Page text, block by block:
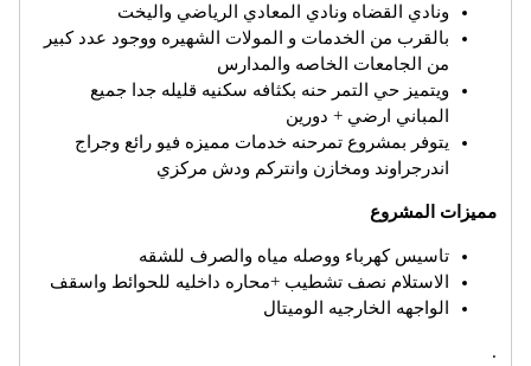
ونادي القضاه ونادي المعادي الرياضي واليخت
بالقرب من الخدمات و المولات الشهيره ووجود عدد كبير
من الجامعات الخاصه والمدارس
ويتميز حي التمر حنه بكثافه سكنيه قليله جدا جميع
المباني ارضي + دورين
يتوفر بمشروع تمرحنه خدمات مميزه فيو رائع وجراج
اندرجراوند ومخازن وانتركم ودش مركزي
مميزات المشروع
تاسيس كهرباء ووصله مياه والصرف للشقه
الاستلام نصف تشطيب +محاره داخليه للحوائط واسقف
الواجهه الخارجيه الوميتال
.